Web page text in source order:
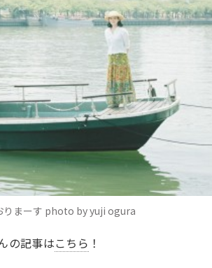
りまーす photo by yuji ogura
の記事はこちら ！